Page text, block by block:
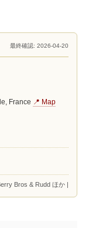
最終確認: 2026-04-20
France 📍 Map
Bros & Rudd ほか |